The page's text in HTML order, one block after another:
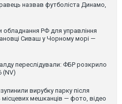
назвав футболіста Динамо,
обладнання РФ для управління
Сиваш у Чорному морі —
переслідували: ФБР розкрило
(NV)
вирубку парку після
місцевих мешканців — фото, відео